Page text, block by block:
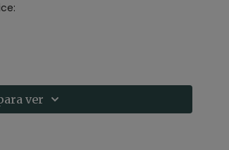
ver